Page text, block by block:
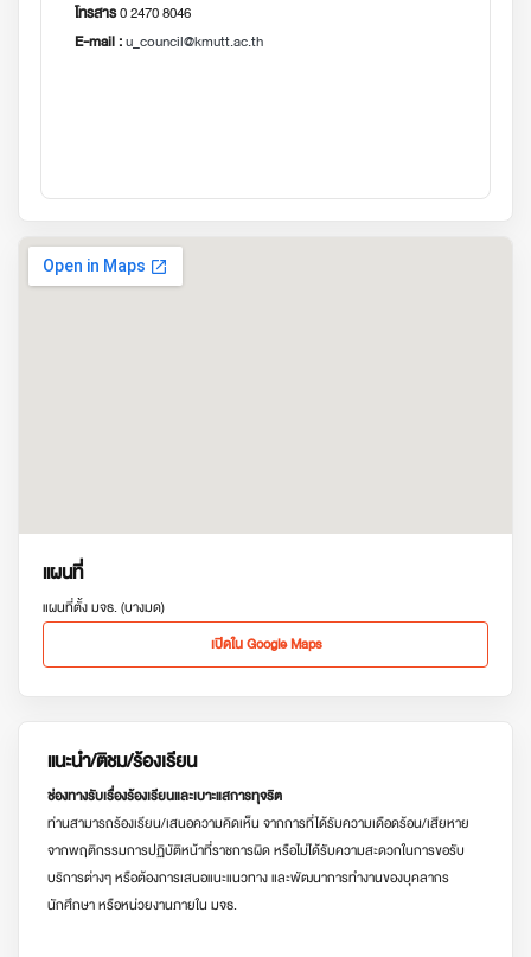
โทรสาร0 2470 8046
E-mail :u_council@kmutt.ac.th
แผนที่
แผนที่ตั้ง มจธ. (บางมด)
เปิดใน Google Maps
แนะนำ/ติชม/ร้องเรียน
ช่องทางรับเรื่องร้องเรียนและเบาะแสการทุจริต
ท่านสามารถร้องเรียน/เสนอความคิดเห็น จากการที่ได้รับความเดือดร้อน/เสียหาย
จากพฤติกรรมการปฏิบัติหน้าที่ราชการผิด หรือไม่ได้รับความสะดวกในการขอรับ
บริการต่างๆ หรือต้องการเสนอแนะแนวทาง และพัฒนาการทำงานของบุคลากร
นักศึกษา หรือหน่วยงานภายใน มจธ.